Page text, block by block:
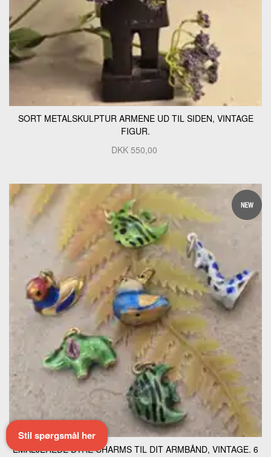
SORT METALSKULPTUR ARMENE UD TIL SIDEN, VINTAGE
FIGUR.
DKK 550,00
EMALJEREDE DYRE CHARMS TIL DIT ARMBÅND, VINTAGE. 6
Stil spørgsmål her